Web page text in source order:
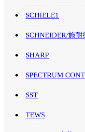
SCHIELE1
SCHNEIDER/施耐
SHARP
SPECTRUM
SST
TEWS